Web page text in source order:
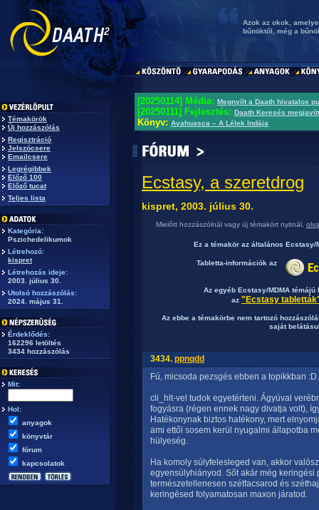
Azok az okok,
bűnöktől, még a
Témakörök
Új hozzászólás
Regisztráció
Jelszócsere
Emailcsere
Legrégibbek
Előző 100
Előző tucat
Teljes lista
Kategória:
Pszichedelikumok
Létrehozó:
kispret
Létrehozás ideje:
2003. július 30.
Utolsó hozzászólás:
2024. május 31.
Érdeklődés:
162296 letöltés
3434 hozzászólás
Mit:
Hol:
anyagok
könyvtár
fórum
kapcsolatok
[20250114] Média: Megnyílt a Daath hivatalos
[20250111] Fejlesztés: Daath Keresés
Könyv: Ayahuasca – A Lélek Indája
Ecstasy, a szeretdrog
kispret, 2003. július 30.
Mielőtt hozzászólnál vagy új témakört nyitnál,
Ez a témakör az általános Ecstasy/
Tabletta-információk az
Az egyéb Ecstasy/MDMA
az "Ecstasy
Az ebbe a témakörbe nem tartozó
saját
3434. ppnqdd
Fú, micsoda pezsgés ebben a topikkban :D.
cli_hlt-vel tudok egyetérteni. Ágyúval
fogyásra (régen ennek nagy divatja volt),
Hatékonynak biztos hatékony, mert
ami ettől sosem kerül nyugalmi állapotba
hülyeség.
Ha komoly súlyfelesleged van, akkor
egyensúlyhiányod. Sőt akár még
természetellenesen szétfacsarod és
keringésed folyamatosan maxon járatod.